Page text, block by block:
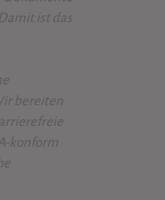
ist das
bereiten
konform